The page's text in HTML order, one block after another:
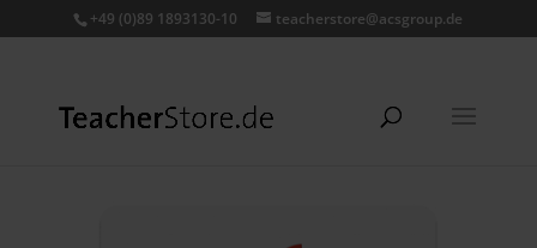
+49 (0)89 1893130-10 teacherstore@acsgroup.de